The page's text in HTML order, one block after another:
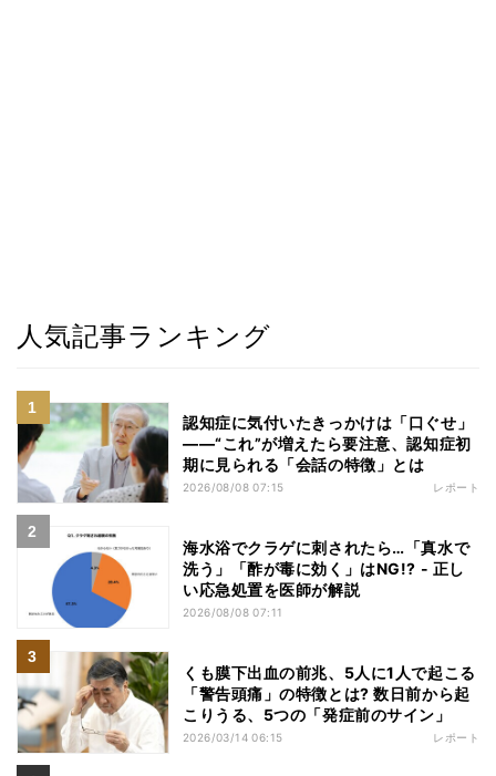
人気記事ランキング
認知症に気付いたきっかけは「口ぐせ」
――“これ”が増えたら要注意、認知症初
期に見られる「会話の特徴」とは
2026/08/08 07:15 レポート
海水浴でクラゲに刺されたら…「真水で
洗う」「酢が毒に効く」はNG!? - 正し
い応急処置を医師が解説
2026/08/08 07:11
くも膜下出血の前兆、5人に1人で起こる
「警告頭痛」の特徴とは? 数日前から起
こりうる、5つの「発症前のサイン」
2026/03/14 06:15 レポート